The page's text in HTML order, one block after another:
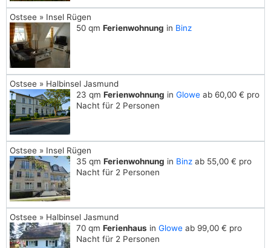
Ostsee » Insel Rügen
50 qm Ferienwohnung in Binz
Ostsee » Halbinsel Jasmund
23 qm Ferienwohnung in Glowe ab 60,00 € pro
Nacht für 2 Personen
Ostsee » Insel Rügen
35 qm Ferienwohnung in Binz ab 55,00 € pro
Nacht für 2 Personen
Ostsee » Halbinsel Jasmund
70 qm Ferienhaus in Glowe ab 99,00 € pro
Nacht für 2 Personen